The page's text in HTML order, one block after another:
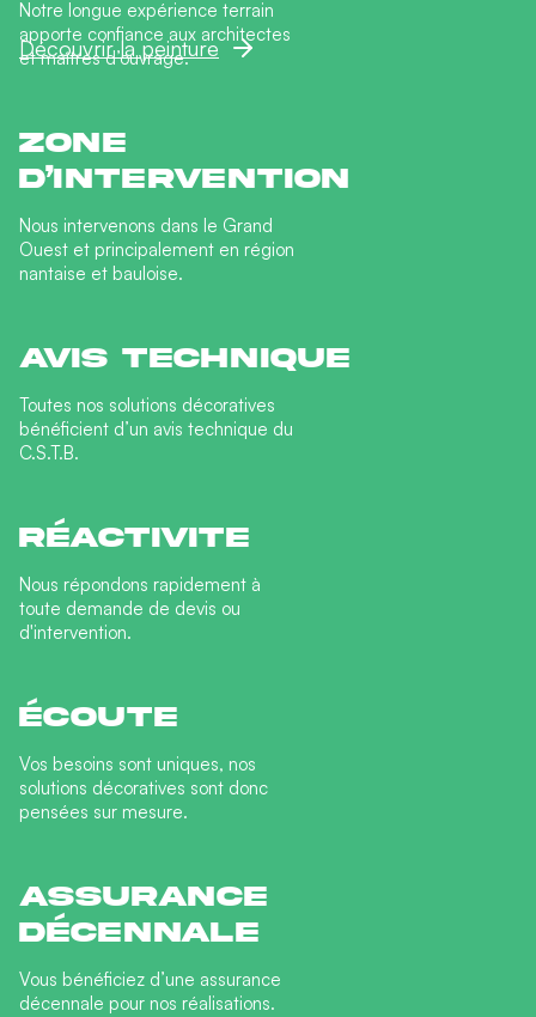
Découvrir la peinture
Notre longue expérience terrain
apporte confiance aux architectes
et maîtres d’ouvrage.
Zone
d’intervention
Nous intervenons dans le Grand
Ouest et principalement en région
nantaise et bauloise.
Avis technique
Toutes nos solutions décoratives
bénéficient d’un avis technique du
C.S.T.B.
Réactivite
Nous répondons rapidement à
toute demande de devis ou
d'intervention.
Écoute
Vos besoins sont uniques, nos
solutions décoratives sont donc
pensées sur mesure.
Assurance
décennale
Vous bénéficiez d’une assurance
décennale pour nos réalisations.